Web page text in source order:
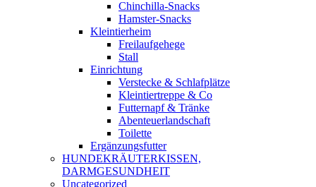
Chinchilla-Snacks
Hamster-Snacks
Kleintierheim
Freilaufgehege
Stall
Einrichtung
Verstecke & Schlafplätze
Kleintiertreppe & Co
Futternapf & Tränke
Abenteuerlandschaft
Toilette
Ergänzungsfutter
HUNDEKRÄUTERKISSEN,
DARMGESUNDHEIT
Uncategorized